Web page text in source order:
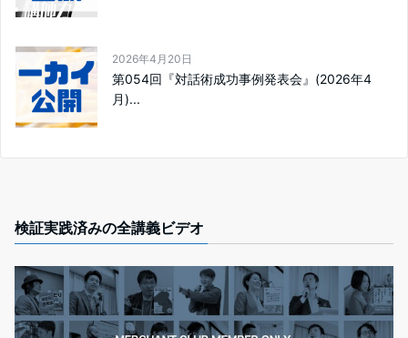
2026年4月20日
第054回『対話術成功事例発表会』​(2026年4
月)...
検証実践済みの全講義ビデオ